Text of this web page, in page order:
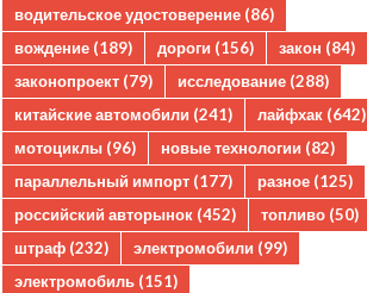
водительское удостоверение (86)
вождение (189) дороги (156) закон (84)
законопроект (79) исследование (288)
китайские автомобили (241) лайфхак (642)
мотоциклы (96) новые технологии (82)
параллельный импорт (177) разное (125)
российский авторынок (452) топливо (50)
штраф (232) электромобили (99)
электромобиль (151)